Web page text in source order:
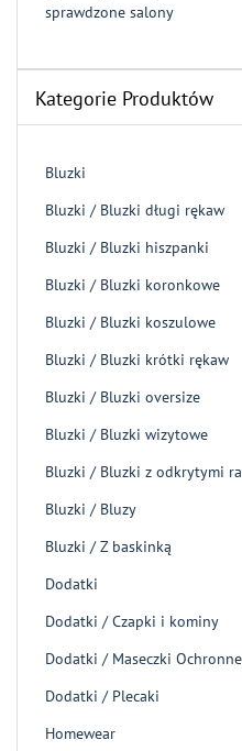
sprawdzone salony
Kategorie Produktów
Bluzki
Bluzki / Bluzki długi rękaw
Bluzki / Bluzki hiszpanki
Bluzki / Bluzki koronkowe
Bluzki / Bluzki koszulowe
Bluzki / Bluzki krótki rękaw
Bluzki / Bluzki oversize
Bluzki / Bluzki wizytowe
Bluzki / Bluzki z odkrytymi
Bluzki / Bluzy
Bluzki / Z baskinką
Dodatki
Dodatki / Czapki i kominy
Dodatki / Maseczki Ochronne
Dodatki / Plecaki
Homewear